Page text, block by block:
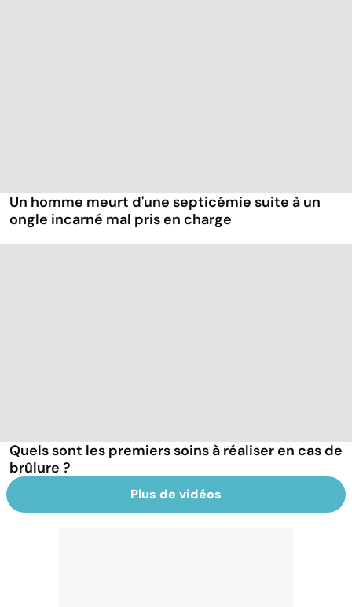
Un homme meurt d'une septicémie suite à un
ongle incarné mal pris en charge
Quels sont les premiers soins à réaliser en cas de
brûlure ?
Plus de vidéos